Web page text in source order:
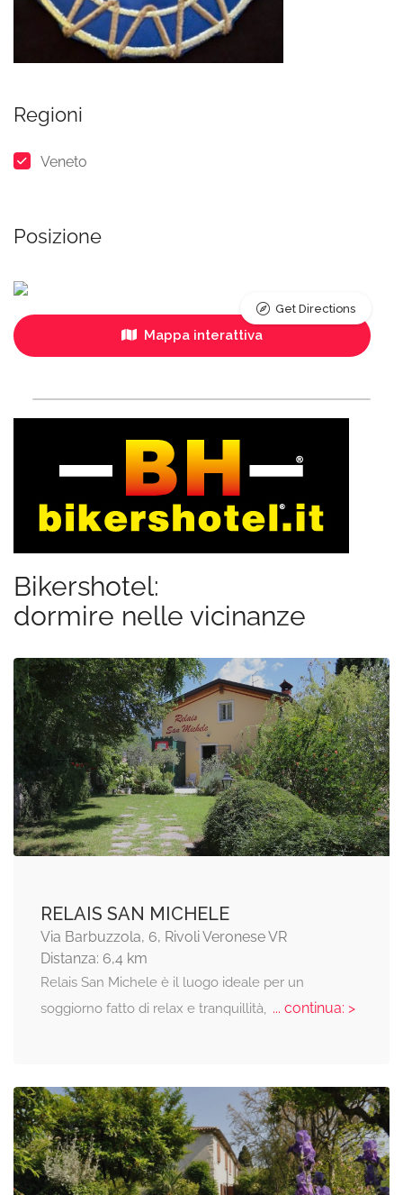
Regioni
Veneto
Posizione
Mappa interattiva
Get Directions
Bikershotel:
dormire nelle vicinanze
RELAIS SAN MICHELE
Via Barbuzzola, 6, Rivoli Veronese VR
Distanza: 6,4 km
Relais San Michele è il luogo ideale per un
soggiorno fatto di relax e tranquillità, ... continua: >